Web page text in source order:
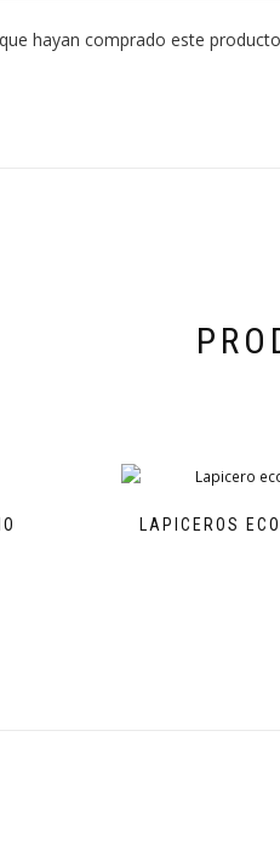
hayan comprado este
LAPICEROS